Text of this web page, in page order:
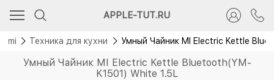
APPLE-TUT.RU
Техника для кухни Умный Чайник MI Electric Kettle
Умный Чайник MI Electric Kettle Bluetooth(YM-
K1501) White 1.5L